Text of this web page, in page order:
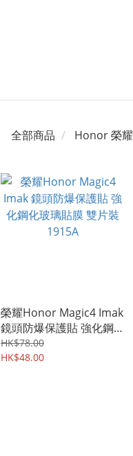
全部商品 Honor 榮耀
榮耀Honor Magic4 Imak
鏡頭防爆保護貼 強化鋼化
玻璃貼膜 雙片裝 1915A
HK$78.00
HK$48.00